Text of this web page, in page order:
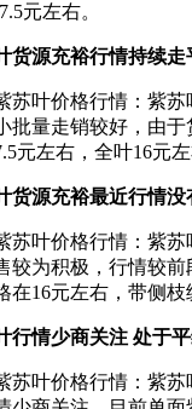
元左右。
货源充裕行情持续走
苏叶价格行情：紫
批量走销较好，由于
元左右，全叶16元左
货源充裕最近行情没
苏叶价格行情：紫
较为积极，行情较前
在16元左右，带侧枝
行情少商关注 处于
苏叶价格行情：紫